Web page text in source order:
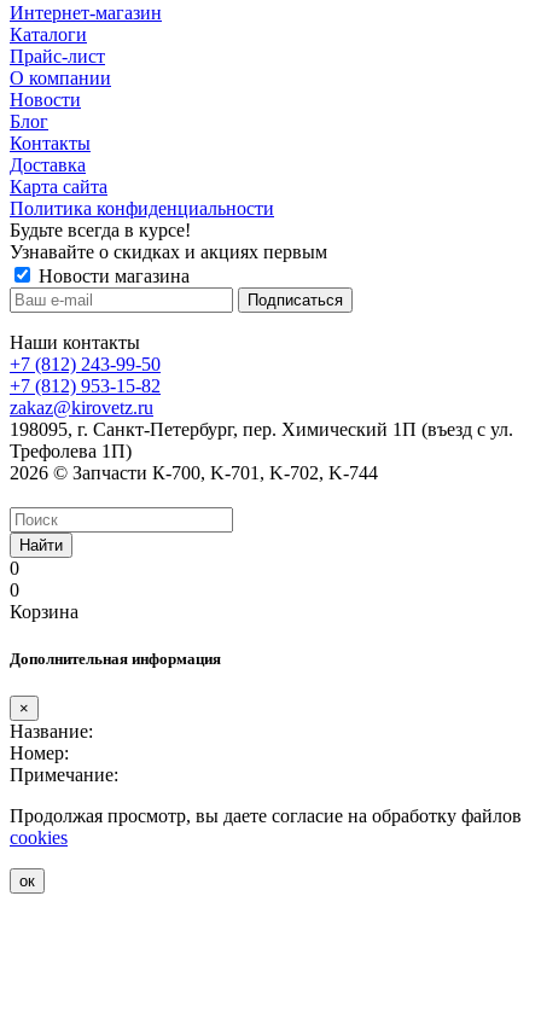
Интернет-магазин
Каталоги
Прайс-лист
О компании
Новости
Блог
Контакты
Доставка
Карта сайта
Политика конфиденциальности
Будьте всегда в курсе!
Узнавайте о скидках и акциях первым
Новости магазина
Наши контакты
+7 (812) 243-99-50
+7 (812) 953-15-82
zakaz@kirovetz.ru
198095, г. Санкт-Петербург, пер. Химический 1П (въезд с ул.
Трефолева 1П)
2026 © Запчасти К-700, K-701, K-702, K-744
Найти
0
0
Корзина
Дополнительная информация
×
Название:
Номер:
Примечание:
Продолжая просмотр, вы даете согласие на обработку файлов
cookies
ок